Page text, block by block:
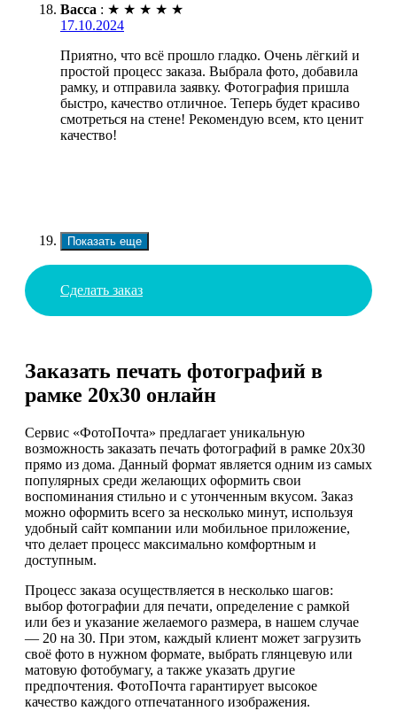
Васса : ★ ★ ★ ★ ★
17.10.2024
Приятно, что всё прошло гладко. Очень лёгкий и
простой процесс заказа. Выбрала фото, добавила
рамку, и отправила заявку. Фотография пришла
быстро, качество отличное. Теперь будет красиво
смотреться на стене! Рекомендую всем, кто ценит
качество!
Показать еще
Сделать заказ
Заказать печать фотографий в
рамке 20х30 онлайн
Сервис «ФотоПочта» предлагает уникальную
возможность заказать печать фотографий в рамке 20х30
прямо из дома. Данный формат является одним из самых
популярных среди желающих оформить свои
воспоминания стильно и с утонченным вкусом. Заказ
можно оформить всего за несколько минут, используя
удобный сайт компании или мобильное приложение,
что делает процесс максимально комфортным и
доступным.
Процесс заказа осуществляется в несколько шагов:
выбор фотографии для печати, определение с рамкой
или без и указание желаемого размера, в нашем случае
— 20 на 30. При этом, каждый клиент может загрузить
своё фото в нужном формате, выбрать глянцевую или
матовую фотобумагу, а также указать другие
предпочтения. ФотоПочта гарантирует высокое
качество каждого отпечатанного изображения.